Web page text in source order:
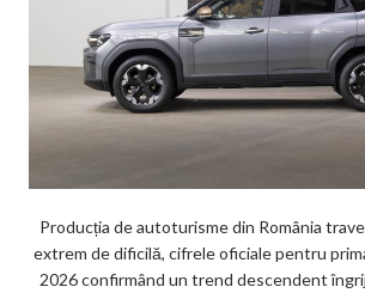
Producția de autoturisme din România
extrem de dificilă, cifrele oficiale pentru
2026 confirmând un trend descendent